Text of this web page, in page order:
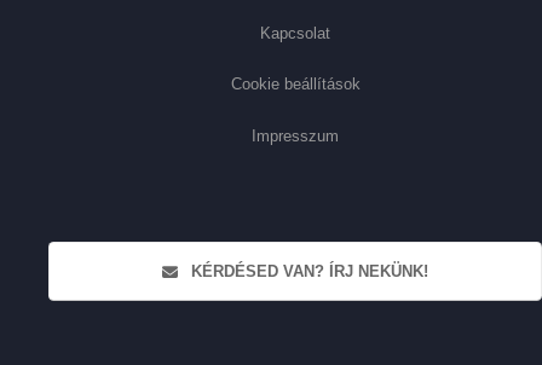
Kapcsolat
Cookie beállítások
Impresszum
KÉRDÉSED VAN? ÍRJ NEKÜNK!